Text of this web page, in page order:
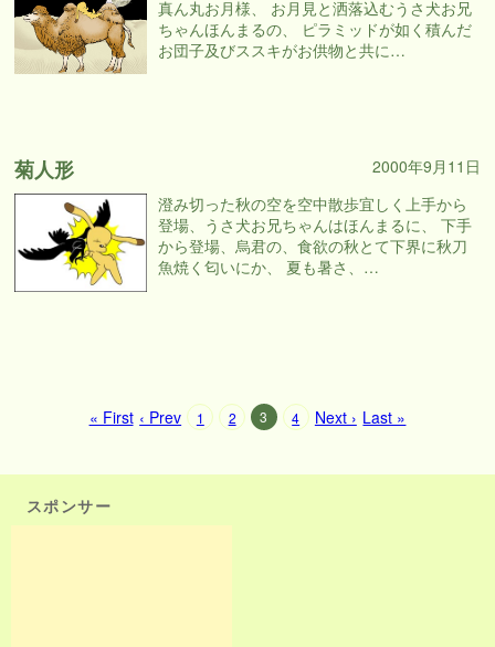
真ん丸お月様、 お月見と洒落込むうさ犬お兄
ちゃんほんまるの、 ピラミッドが如く積んだ
お団子及びススキがお供物と共に…
2000年9月11日
菊人形
澄み切った秋の空を空中散歩宜しく上手から
登場、うさ犬お兄ちゃんはほんまるに、 下手
から登場、烏君の、食欲の秋とて下界に秋刀
魚焼く匂いにか、 夏も暑さ、…
« First ‹ Prev 1 2 3 4 Next › Last »
スポンサー